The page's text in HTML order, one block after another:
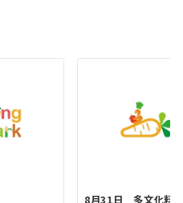
8月31日 多文化料